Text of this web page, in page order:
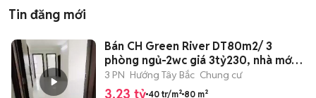
Tin đăng mới
Bán CH Green River DT80m2/ 3
phòng ngủ-2wc giá 3tỷ230, nhà mới
quận 8
3 PN Hướng Tây Bắc Chung cư
3,23 tỷ 40 tr/m² 80 m²